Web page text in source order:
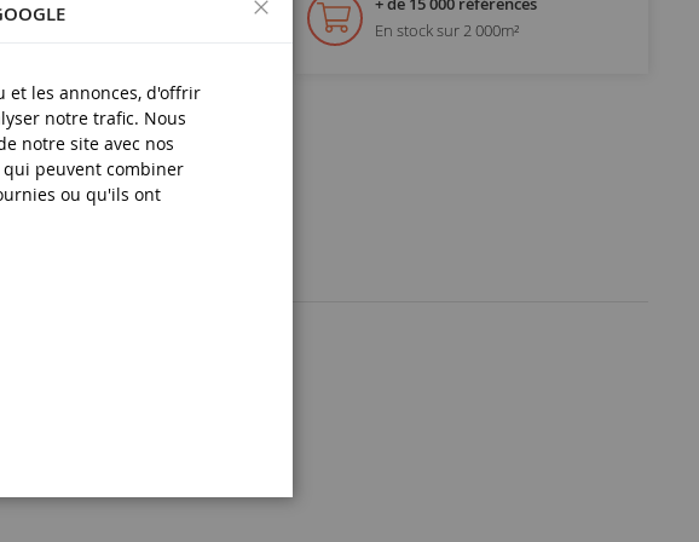
En stock sur 2 000m²
et les annonces, d'offrir
notre trafic. Nous
notre site avec nos
peuvent combiner
ou qu'ils ont